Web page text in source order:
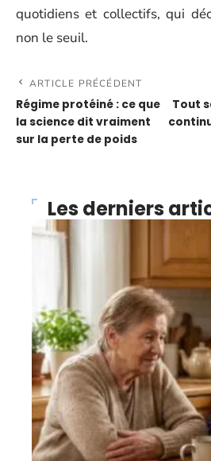
quotidiens et collectifs, qui
non le seuil.
ARTICLE PRÉCÉDENT
Régime protéiné : ce que
la science dit vraiment
sur la perte de poids
Tout
Les derniers